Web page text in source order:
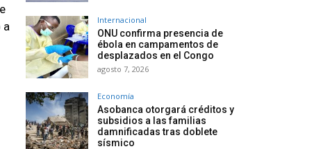
a
Internacional
ONU confirma presencia de
ébola en campamentos de
desplazados en el Congo
agosto 7, 2026
Economía
Asobanca otorgará créditos y
subsidios a las familias
damnificadas tras doblete
sísmico